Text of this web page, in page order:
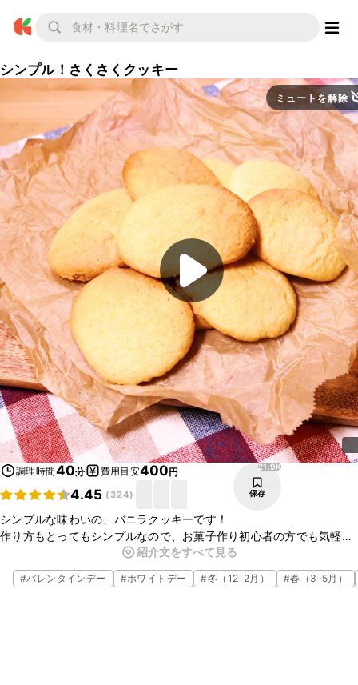
シンプル！さくさくクッキー
ミュートを解除
調理時間40分 費用目安400円
4.45 ( 324)
21.9K
保存
シンプルな味わいの、バニラクッキーです！
作り方もとってもシンプルなので、お菓子作り初心者の方でも気軽に
量もたくさん作れるので、ちょっとしたプレゼントやおやつなどに
ぴったりです。
紹介文をすべて見る
#バレンタインデー #ホワイトデー #冬（12–2月） #春（3–5月）